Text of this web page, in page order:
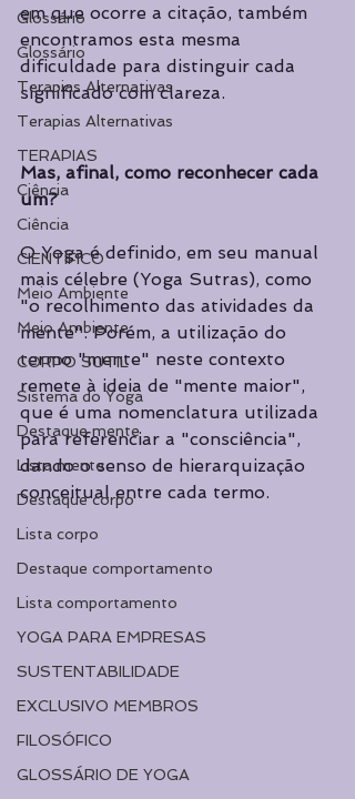
Glossário
Glossário
Terapias Alternativas
Terapias Alternativas
TERAPIAS
Ciência
Ciência
CIENTÍFICO
Meio Ambiente
Meio Ambiente
CORPO SUTIL
Sistema do Yoga
Destaque mente
Lista mente
Destaque corpo
Lista corpo
Destaque comportamento
Lista comportamento
YOGA PARA EMPRESAS
SUSTENTABILIDADE
EXCLUSIVO MEMBROS
FILOSÓFICO
GLOSSÁRIO DE YOGA
em que ocorre a citação, também
encontramos esta mesma
dificuldade para distinguir cada
significado com clareza.
Mas, afinal, como reconhecer cada
um?
O Yoga é definido, em seu manual
mais célebre (Yoga Sutras), como
"o recolhimento das atividades da
mente". Porém, a utilização do
termo "mente" neste contexto
remete à ideia de "mente maior",
que é uma nomenclatura utilizada
para referenciar a "consciência",
dando o senso de hierarquização
conceitual entre cada termo.